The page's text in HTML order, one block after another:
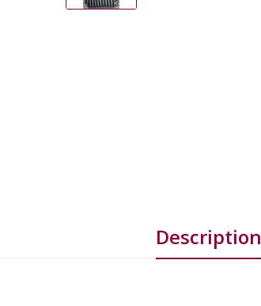
Description